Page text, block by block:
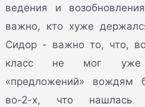
ведения и
важно, кто хуже
Сидор - важно то, что,
класс не мог уже
«предложений» вождям
во-2-х, что